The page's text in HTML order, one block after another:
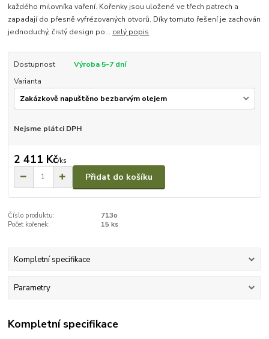
každého milovníka vaření. Kořenky jsou uložené ve třech patrech a
zapadají do přesně vyfrézovaných otvorů. Díky tomuto řešení je zachován
jednoduchý, čistý design po... celý popis
Dostupnost
Výroba 5-7 dní
Varianta
Nejsme plátci DPH
2 411 Kč/ks
Přidat do košíku
Číslo produktu:
713o
Počet kořenek:
15 ks
Kompletní specifikace
Parametry
Kompletní specifikace